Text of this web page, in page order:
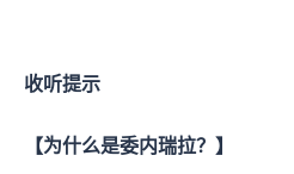
收听提示
【为什么是委内瑞拉？】